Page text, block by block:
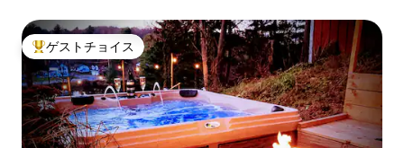
大好評のゲストチョイスです。
ゲストチョイス